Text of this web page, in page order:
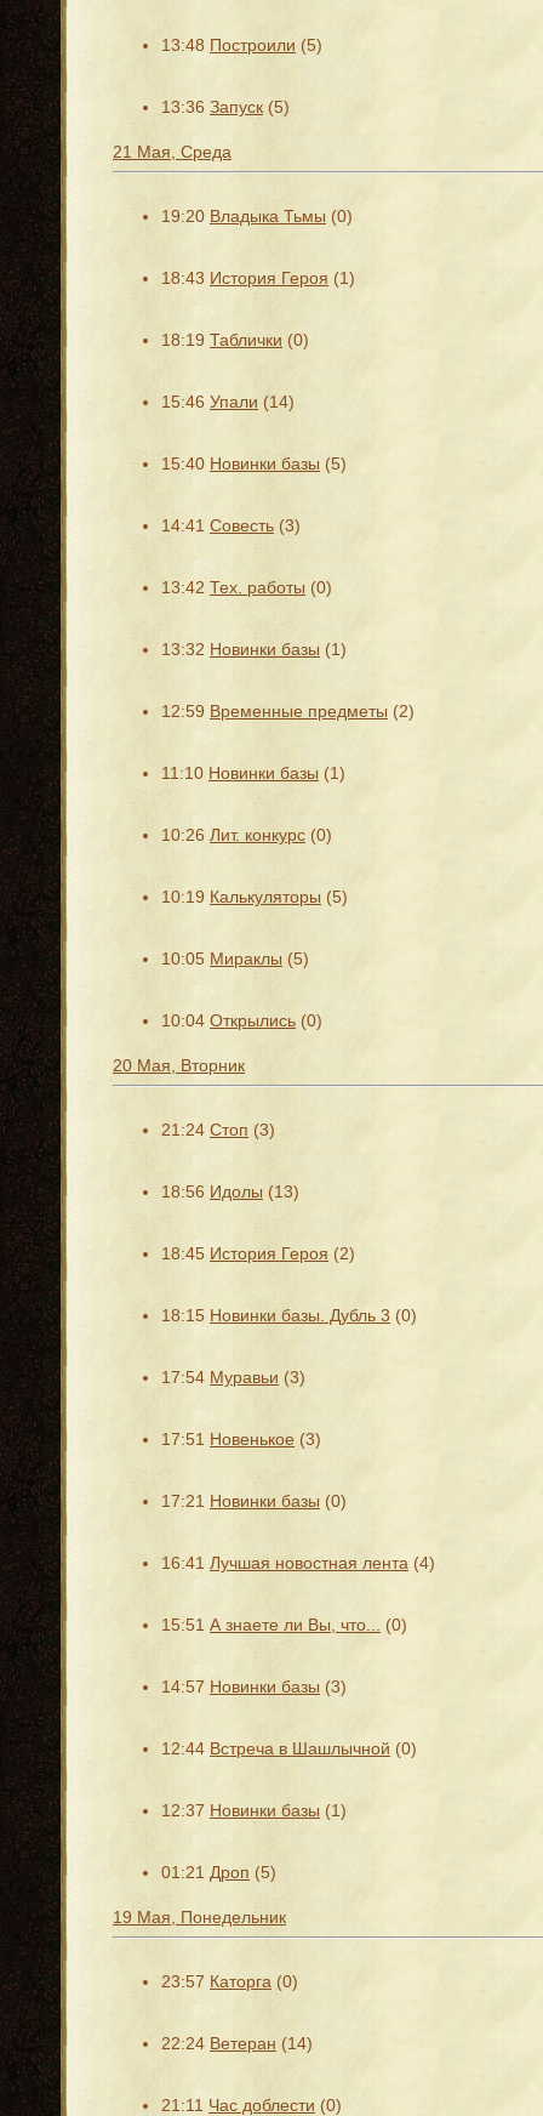
13:48 Построили (5)
13:36 Запуск (5)
21 Мая, Среда
19:20 Владыка Тьмы (0)
18:43 История Героя (1)
18:19 Таблички (0)
15:46 Упали (14)
15:40 Новинки базы (5)
14:41 Совесть (3)
13:42 Тех. работы (0)
13:32 Новинки базы (1)
12:59 Временные предметы (2)
11:10 Новинки базы (1)
10:26 Лит. конкурс (0)
10:19 Калькуляторы (5)
10:05 Мираклы (5)
10:04 Открылись (0)
20 Мая, Вторник
21:24 Стоп (3)
18:56 Идолы (13)
18:45 История Героя (2)
18:15 Новинки базы. Дубль 3 (0)
17:54 Муравьи (3)
17:51 Новенькое (3)
17:21 Новинки базы (0)
16:41 Лучшая новостная лента (4)
15:51 А знаете ли Вы, что... (0)
14:57 Новинки базы (3)
12:44 Встреча в Шашлычной (0)
12:37 Новинки базы (1)
01:21 Дроп (5)
19 Мая, Понедельник
23:57 Каторга (0)
22:24 Ветеран (14)
21:11 Час доблести (0)